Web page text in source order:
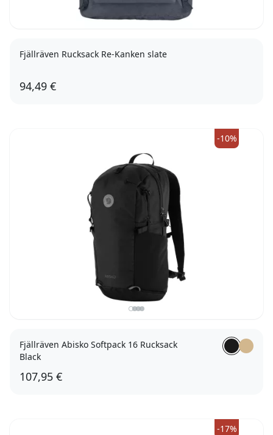
Fjällräven Rucksack Re-Kanken slate
94,49 €
-10%
Fjällräven Abisko Softpack 16 Rucksack
Black
107,95 €
-17%